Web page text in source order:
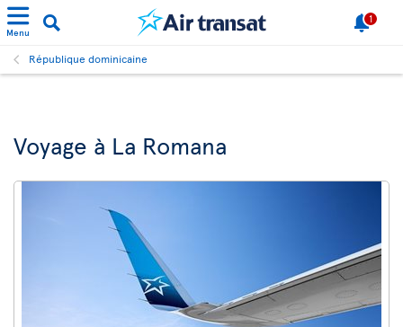
Menu
1
République dominicaine
Voyage à La Romana